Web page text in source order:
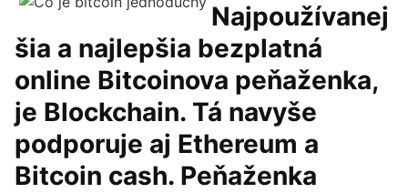
Najpoužívanej
šia a najlepšia bezplatná
online Bitcoinova peňaženka,
je Blockchain. Tá navyše
podporuje aj Ethereum a
Bitcoin cash. Peňaženka